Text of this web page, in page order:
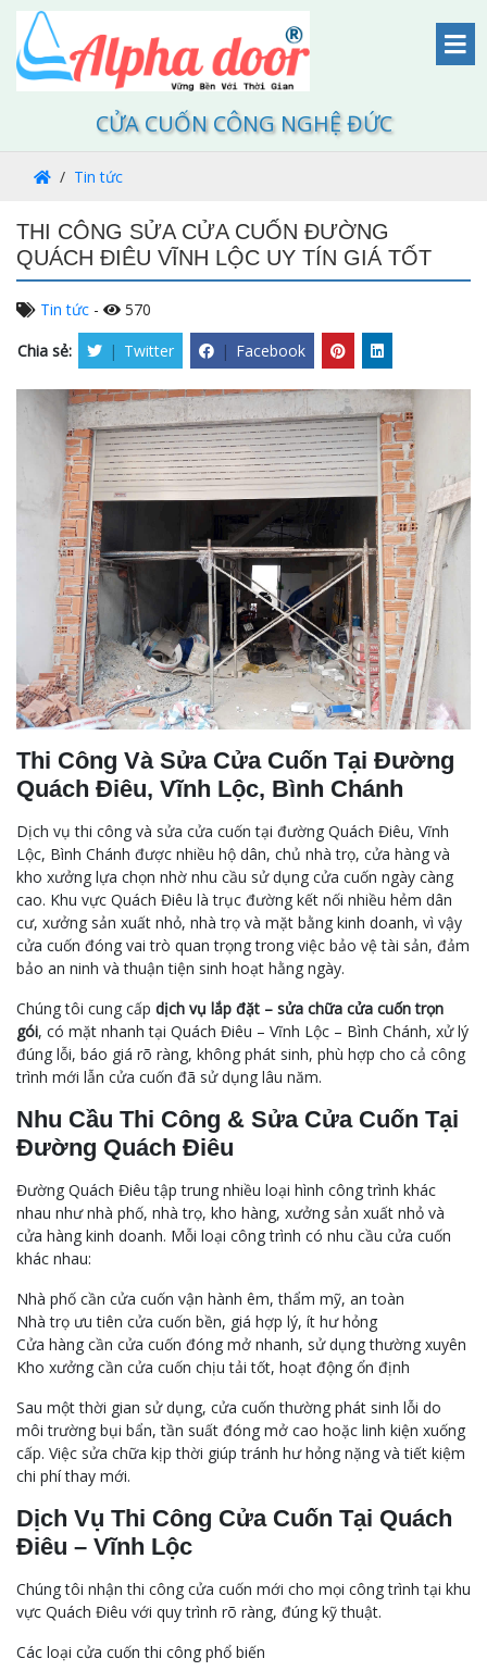
CỬA CUỐN CÔNG NGHỆ ĐỨC
Tin tức
THI CÔNG SỬA CỬA CUỐN ĐƯỜNG
QUÁCH ĐIÊU VĨNH LỘC UY TÍN GIÁ TỐT
Tin tức -
570
Chia sẻ:
| Twitter | Facebook
Thi Công Và Sửa Cửa Cuốn Tại Đường
Quách Điêu, Vĩnh Lộc, Bình Chánh
Dịch vụ thi công và sửa cửa cuốn tại đường Quách Điêu, Vĩnh
Lộc, Bình Chánh được nhiều hộ dân, chủ nhà trọ, cửa hàng và
kho xưởng lựa chọn nhờ nhu cầu sử dụng cửa cuốn ngày càng
cao. Khu vực Quách Điêu là trục đường kết nối nhiều hẻm dân
cư, xưởng sản xuất nhỏ, nhà trọ và mặt bằng kinh doanh, vì vậy
cửa cuốn đóng vai trò quan trọng trong việc bảo vệ tài sản, đảm
bảo an ninh và thuận tiện sinh hoạt hằng ngày.
Chúng tôi cung cấp dịch vụ lắp đặt – sửa chữa cửa cuốn trọn
gói, có mặt nhanh tại Quách Điêu – Vĩnh Lộc – Bình Chánh, xử lý
đúng lỗi, báo giá rõ ràng, không phát sinh, phù hợp cho cả công
trình mới lẫn cửa cuốn đã sử dụng lâu năm.
Nhu Cầu Thi Công & Sửa Cửa Cuốn Tại
Đường Quách Điêu
Đường Quách Điêu tập trung nhiều loại hình công trình khác
nhau như nhà phố, nhà trọ, kho hàng, xưởng sản xuất nhỏ và
cửa hàng kinh doanh. Mỗi loại công trình có nhu cầu cửa cuốn
khác nhau:
Nhà phố cần cửa cuốn vận hành êm, thẩm mỹ, an toàn
Nhà trọ ưu tiên cửa cuốn bền, giá hợp lý, ít hư hỏng
Cửa hàng cần cửa cuốn đóng mở nhanh, sử dụng thường xuyên
Kho xưởng cần cửa cuốn chịu tải tốt, hoạt động ổn định
Sau một thời gian sử dụng, cửa cuốn thường phát sinh lỗi do
môi trường bụi bẩn, tần suất đóng mở cao hoặc linh kiện xuống
cấp. Việc sửa chữa kịp thời giúp tránh hư hỏng nặng và tiết kiệm
chi phí thay mới.
Dịch Vụ Thi Công Cửa Cuốn Tại Quách
Điêu – Vĩnh Lộc
Chúng tôi nhận thi công cửa cuốn mới cho mọi công trình tại khu
vực Quách Điêu với quy trình rõ ràng, đúng kỹ thuật.
Các loại cửa cuốn thi công phổ biến